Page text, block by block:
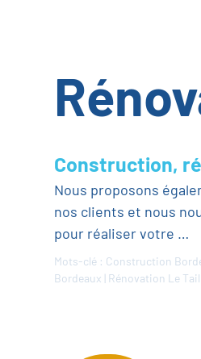
Construction,
Nous proposons
nos clients et nous
pour réaliser votre …
Mots-clé : Construction
Bordeaux | Rénovation Le